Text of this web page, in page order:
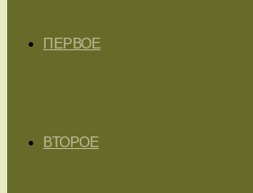
ПЕРВОЕ
ВТОРОЕ